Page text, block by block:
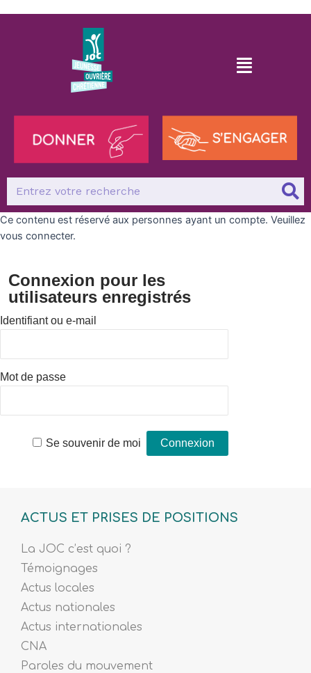
Ce contenu est réservé aux personnes ayant un compte. Veuillez
vous connecter.
Connexion pour les
utilisateurs enregistrés
Identifiant ou e-mail
Mot de passe
Se souvenir de moi
ACTUS ET PRISES DE POSITIONS
La JOC c’est quoi ?
Témoignages
Actus locales
Actus nationales
Actus internationales
CNA
Paroles du mouvement